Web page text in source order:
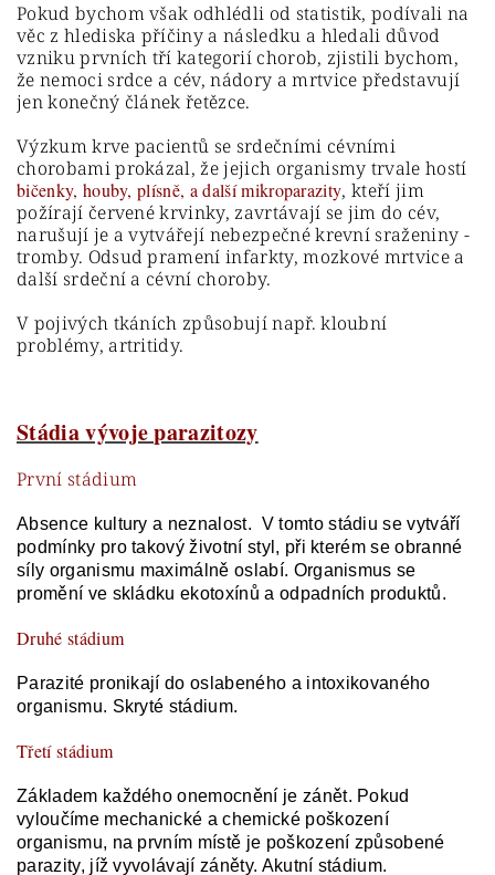
Pokud bychom však odhlédli od statistik, podívali na
věc z hlediska příčiny a následku a hledali důvod
vzniku prvních tří kategorií chorob, zjistili bychom,
že nemoci srdce a cév, nádory a mrtvice představují
jen konečný článek řetězce.
Výzkum krve pacientů se srdečními cévními
chorobami prokázal, že jejich organismy trvale hostí
bičenky, houby, plísně, a další mikroparazity, kteří jim
požírají červené krvinky, zavrtávají se jim do cév,
narušují je a vytvářejí nebezpečné krevní sraženiny -
tromby. Odsud pramení infarkty, mozkové mrtvice a
další srdeční a cévní choroby.
V pojivých tkáních způsobují např. kloubní
problémy, artritidy.
Stádia vývoje parazitozy
První stádium
Absence kultury a neznalost. V tomto stádiu se vytváří
podmínky pro takový životní styl, při kterém se obranné
síly organismu maximálně oslabí. Organismus se
promění ve skládku ekotoxínů a odpadních produktů.
Druhé stádium
Parazité pronikají do oslabeného a intoxikovaného
organismu. Skryté stádium.
Třetí stádium
Základem každého onemocnění je zánět. Pokud
vyloučíme mechanické a chemické poškození
organismu, na prvním místě je poškození způsobené
parazity, jíž vyvolávají záněty. Akutní stádium.